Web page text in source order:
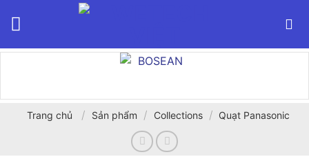
Trang chủ / Sản phẩm / Collections / Quạt Panasonic